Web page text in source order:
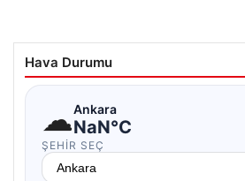
Hava Durumu
☁Ankara
NaN°C
ŞEHIR SEÇ